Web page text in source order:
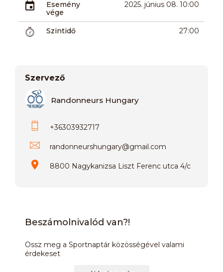
Esemény
vége
2025. június 08. 10:00
Szintidő 27:00
Szervező
Randonneurs Hungary
+36303932717
randonneurshungary@gmail.com
8800 Nagykanizsa Liszt Ferenc utca 4/c
Beszámolnivalód van?!
Ossz meg a Sportnaptár közösségével valami
érdekeset